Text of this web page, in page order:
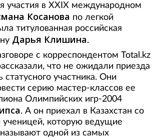
участия в XXIX международном
Косанова по легкой
титулованная российская
Дарья Клишина.
с корреспондентом Total.kz
что не ожидали приезда
участника. Они
серию мастер-классов ее
Олимпийских игр-2004
. А он приехал в Казахстан со
ученицей, которую ведущие
одной из самых